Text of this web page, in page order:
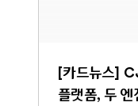
[카드뉴스]
플랫폼, 두 엔